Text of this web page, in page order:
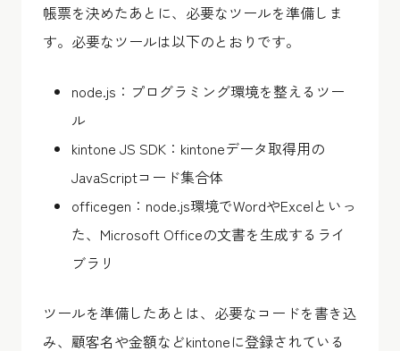
帳票を決めたあとに、必要なツールを準備しま
す。必要なツールは以下のとおりです。
node.js：プログラミング環境を整えるツー
ル
kintone JS SDK：kintoneデータ取得用の
JavaScriptコード集合体
officegen：node.js環境でWordやExcelといっ
た、Microsoft Officeの文書を生成するライ
ブラリ
ツールを準備したあとは、必要なコードを書き込
み、顧客名や金額などkintoneに登録されている